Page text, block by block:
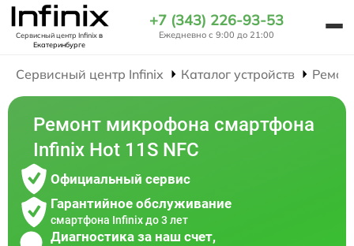
Сервисный центр Infinixв
Екатеринбурге
+7 (343) 226-93-53
Ежедневно с 9:00 до 21:00
Сервисный центр Infinix Каталог устройств
Ремонт микрофона смартфона
Infinix Hot 11S NFC
Официальный сервис
Гарантийное обслуживание
смартфона Infinix до 3 лет
Диагностика за наш счет,